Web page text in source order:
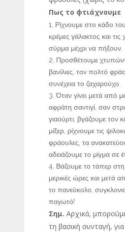
Πως το φτιάχνουμε
Ρίχνουμε στο κάδο του
κρέμες γάλακτος και
σύρμα μέχρι να πήξουν.
Προσθέτουμε
βανίλιες, τον πολτό
συνέχεια το ζαχαρούχο.
Όταν γίνει μετά από
αφράτη σαντιγί, σαν
γιαούρτι, βγάζουμε τον
μίξερ, ρίχνουμε τις
φράουλες, τα
αδειάζουμε το μίγμα σε
Βάζουμε το τάπερ
μερικές ώρες και μετά
το πανεύκολο,
παγωτό!
Σημ. Αρχικά,
τη βασική συνταγή, για